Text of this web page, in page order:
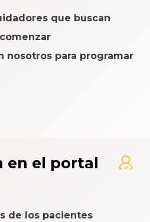
que buscan
nosotros para programar
en el portal
de los pacientes